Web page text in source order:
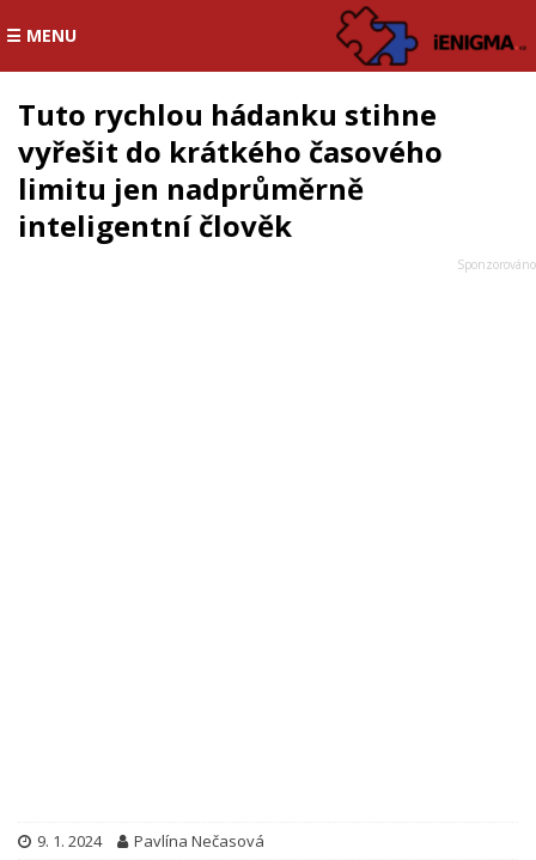
☰ MENU
Tuto rychlou hádanku stihne
vyřešit do krátkého časového
limitu jen nadprůměrně
inteligentní člověk
9. 1. 2024 Pavlína Nečasová